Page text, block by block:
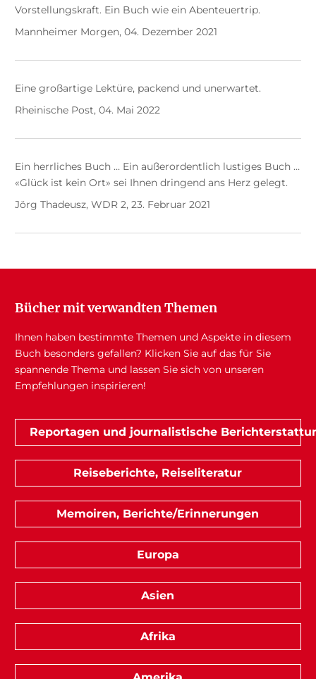
Vorstellungskraft. Ein Buch wie ein Abenteuertrip.
Mannheimer Morgen, 04. Dezember 2021
Eine großartige Lektüre, packend und unerwartet.
Rheinische Post, 04. Mai 2022
Ein herrliches Buch … Ein außerordentlich lustiges Buch …
«Glück ist kein Ort» sei Ihnen dringend ans Herz gelegt.
Jörg Thadeusz, WDR 2, 23. Februar 2021
Bücher mit verwandten Themen
Ihnen haben bestimmte Themen und Aspekte in diesem
Buch besonders gefallen? Klicken Sie auf das für Sie
spannende Thema und lassen Sie sich von unseren
Empfehlungen inspirieren!
Reportagen und journalistische
Reiseberichte, Reiseliteratur
Memoiren, Berichte/Erinnerungen
Europa
Asien
Afrika